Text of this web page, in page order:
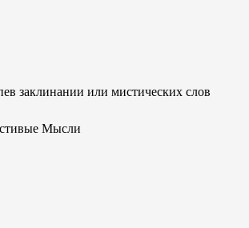
заклинании или мистических слов
Мысли